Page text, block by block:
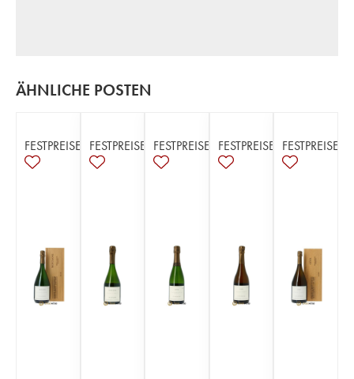
ÄHNLICHE POSTEN
FESTPREISE FESTPREISE FESTPREISE FESTPREISE FESTPREISE